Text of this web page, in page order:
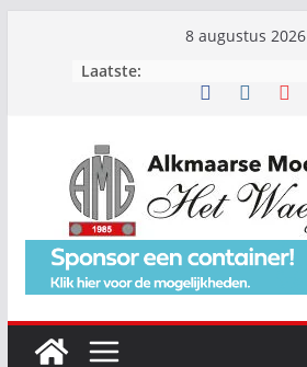
8 augustus 2026
Laatste: